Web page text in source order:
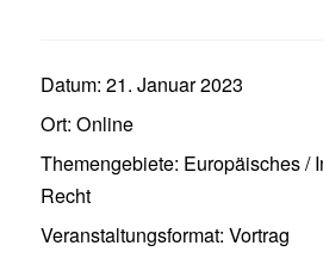
Datum: 21. Januar 2023
Ort: Online
Themengebiete: Europäisches /
Recht
Veranstaltungsformat: Vortrag